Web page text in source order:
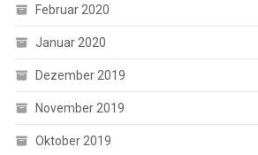
Februar 2020
Januar 2020
Dezember 2019
November 2019
Oktober 2019